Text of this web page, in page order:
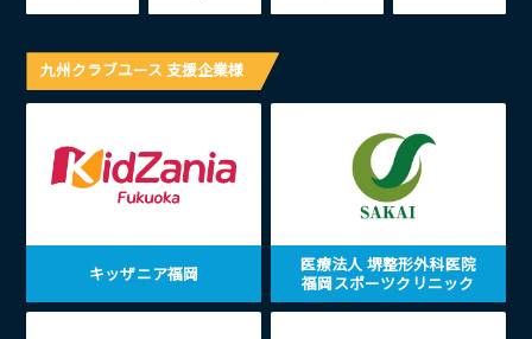
九州クラブユース 支援企業様
キッザニア福岡
医療法人 堺整形外科医院
福岡スポーツクリニック